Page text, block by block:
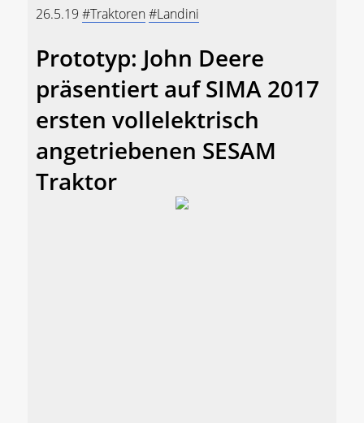
26.5.19 #Traktoren#Landini
Prototyp: John Deere
präsentiert auf SIMA 2017
ersten vollelektrisch
angetriebenen SESAM
Traktor